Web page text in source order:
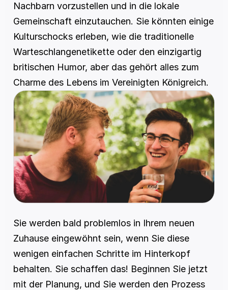
Nachbarn vorzustellen und in die lokale
Gemeinschaft einzutauchen. Sie könnten einige
Kulturschocks erleben, wie die traditionelle
Warteschlangenetikette oder den einzigartig
britischen Humor, aber das gehört alles zum
Charme des Lebens im Vereinigten Königreich.
Sie werden bald problemlos in Ihrem neuen
Zuhause eingewöhnt sein, wenn Sie diese
wenigen einfachen Schritte im Hinterkopf
behalten. Sie schaffen das! Beginnen Sie jetzt
mit der Planung, und Sie werden den Prozess